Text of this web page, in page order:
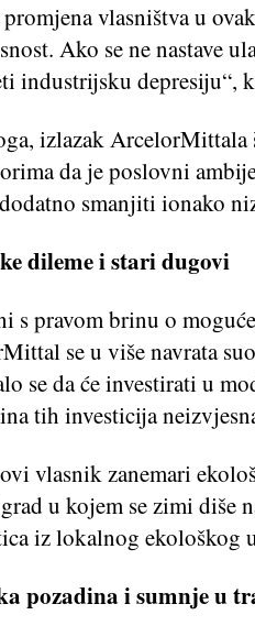
promjena vlasništva u
Ako se ne nastave
industrijsku depresiju“,
izlazak
da je poslovni
smanjiti ionako
dileme i stari dugovi
s pravom brinu o
se u više navrata
se da će investirati u
tih investicija
vlasnik zanemari
u kojem se zimi diše
iz lokalnog ekološkog
pozadina i sumnje u